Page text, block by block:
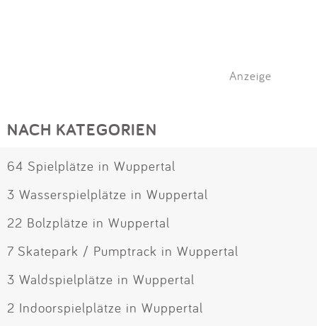
Anzeige
NACH KATEGORIEN
64 Spielplätze in Wuppertal
3 Wasserspielplätze in Wuppertal
22 Bolzplätze in Wuppertal
7 Skatepark / Pumptrack in Wuppertal
3 Waldspielplätze in Wuppertal
2 Indoorspielplätze in Wuppertal